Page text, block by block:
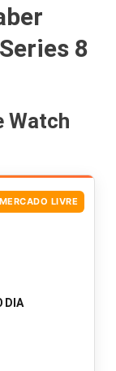
8
Watch
MERCADO LIVRE
DIA